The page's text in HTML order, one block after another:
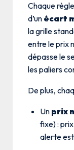
Chaque
d’un écart
la grille
entre le prix
dépasse le
les paliers
De plus,
Un prix
fixe) :
alerte